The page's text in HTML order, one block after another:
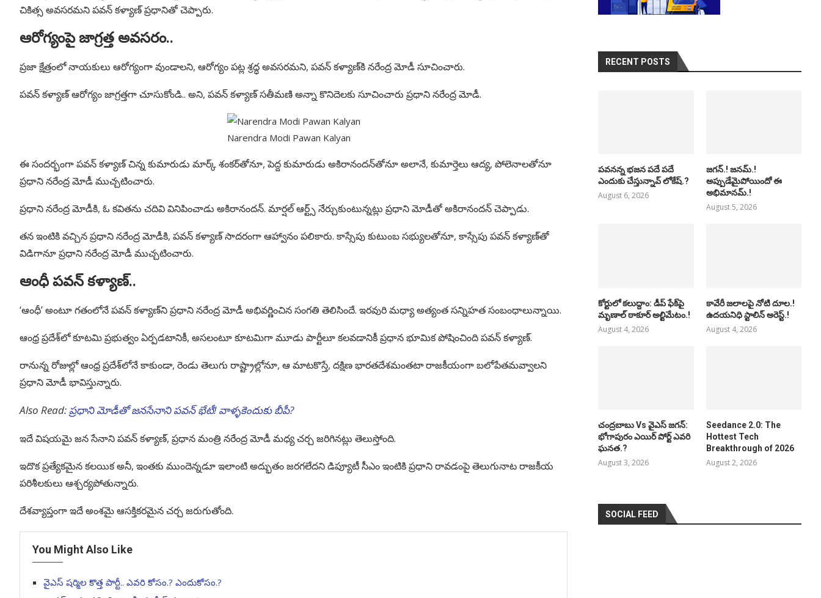
చికిత్స అవసరమని పవన్ కళ్యాణ్ ప్రధానితో చెప్పారు.
ఆరోగ్యంపై జాగ్రత్త అవసరం..
ప్రజా క్షేత్రంలో నాయకులు ఆరోగ్యంగా వుండాలని, ఆరోగ్యం పట్ల శ్రద్ధ అవసరమని, పవన్ కళ్యాణ్‌కి నరేంద్ర మోడీ సూచించారు.
పవన్ కళ్యాణ్ ఆరోగ్యం జాగ్రత్తగా చూసుకోండి.. అని, పవన్ కళ్యాణ్ సతీమణి అన్నా కొనిదెలకు సూచించారు ప్రధాని నరేంద్ర మోడీ.
Narendra Modi Pawan Kalyan
ఈ సందర్భంగా పవన్ కళ్యాణ్ చిన్న కుమారుడు మార్క్ శంకర్‌తోనూ, పెద్ద కుమారుడు అకిరానందన్‌తోనూ అలానే, కుమార్తెలు ఆద్య, పోలెనాలతోనూ
ప్రధాని నరేంద్ర మోడీ ముచ్చటించారు.
ప్రధాని నరేంద్ర మోడీకి, ఓ కవితను చదివి వినిపించాడు అకిరానందన్. మార్షల్ ఆర్ట్స్ నేర్చుకుంటున్నట్లు ప్రధాని మోడీతో అకిరానందన్ చెప్పాడు.
తన ఇంటికి వచ్చిన ప్రధాని నరేంద్ర మోడీకి, పవన్ కళ్యాణ్ సాదరంగా ఆహ్వానం పలికారు. కాస్సేపు కుటుంబ సభ్యులతోనూ, కాస్సేపు పవన్ కళ్యాణ్‌తో
విడిగానూ ప్రధాని నరేంద్ర మోడీ ముచ్చటించారు.
ఆంధీ పవన్ కళ్యాణ్..
‘ఆంధీ’ అంటూ గతంలోనే పవన్ కళ్యాణ్‌ని ప్రధాని నరేంద్ర మోడీ అభివర్ణించిన సంగతి తెలిసిందే. ఇరవురి మధ్యా అత్యంత సన్నిహత సంబంధాలున్నాయి.
ఆంధ్ర ప్రదేశ్‌లో కూటమి ప్రభుత్వం ఏర్పడటానికీ, అసలంటూ కూటమిగా మూడు పార్టీలూ కలవడానికీ ప్రధాన భూమిక పోషించింది పవన్ కళ్యాణ్.
రానున్న రోజుల్లో ఆంధ్ర ప్రదేశ్‌లోనే కాకుండా, రెండు తెలుగు రాష్ట్రాల్లోనూ, ఆ మాటకొస్తే, దక్షిణ భారతదేశమంతటా రాజకీయంగా బలోపేతమవ్వాలని
ప్రధాని మోడీ భావిస్తున్నారు.
Also Read: ప్రధాని మోడీతో జనసేనాని పవన్ భేటీ! వాళ్ళకెందుకు బీపీ?
ఇదే విషయమై జన సేనాని పవన్ కళ్యాణ్, ప్రధాన మంత్రి నరేంద్ర మోడీ మధ్య చర్చ జరిగినట్లు తెలుస్తోంది.
ఇదొక ప్రత్యేకమైన కలయిక అనీ, ఇంతకు ముందెన్నడూ ఇలాంటి అద్భుతం జరగలేదని డిప్యూటీ సీఎం ఇంటికి ప్రధాని రావడంపై తెలుగునాట రాజకీయ
పరిశీలకులు ఆశ్చర్యపోతున్నారు.
దేశవ్యాప్తంగా ఇదే అంశమై ఆసక్తికరమైన చర్చ జరుగుతోంది.
You Might Also Like
వైఎస్ షర్మిల కొత్త పార్టీ.. ఎవరి కోసం.? ఎందుకోసం.?
RECENT POSTS
పవనన్న భజన పదే పదే
ఎందుకు చేస్తున్నావ్ లోకేష్.?
August 6, 2026
జగన్.! జనమ్.!
అప్పుడేమైపోయిందో ఈ
అభిమానమ్.!
August 5, 2026
కోర్టులో కలుద్దాం: డీప్ ఫేక్‌పై
మృణాల్ ఠాకూర్ అల్టిమేటం.!
August 4, 2026
కావేరీ జలాలపై నోటి దూల.!
ఉదయనిధి స్టాలిన్ అరెస్ట్.!
August 4, 2026
చంద్రబాబు Vs వైఎస్ జగన్:
భోగాపురం ఎయిర్ పోర్ట్ ఎవరి
ఘనత.?
August 3, 2026
Seedance 2.0: The
Hottest Tech
Breakthrough of 2026
August 2, 2026
SOCIAL FEED